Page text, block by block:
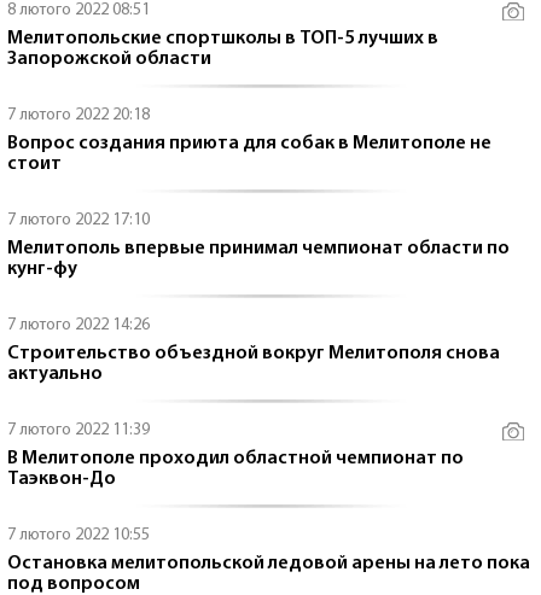
8 лютого 2022 08:51
Мелитопольские спортшколы в ТОП-5 лучших в
Запорожской области
7 лютого 2022 20:18
Вопрос создания приюта для собак в Мелитополе не
стоит
7 лютого 2022 17:10
Мелитополь впервые принимал чемпионат области по
кунг-фу
7 лютого 2022 14:26
Строительство объездной вокруг Мелитополя снова
актуально
7 лютого 2022 11:39
В Мелитополе проходил областной чемпионат по
Таэквон-До
7 лютого 2022 10:55
Остановка мелитопольской ледовой арены на лето пока
под вопросом